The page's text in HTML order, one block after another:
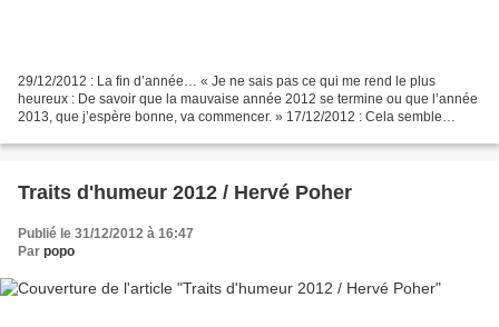
29/12/2012 : La fin d’année… « Je ne sais pas ce qui me rend le plus
heureux : De savoir que la mauvaise année 2012 se termine ou que l’année
2013, que j’espère bonne, va commencer. » 17/12/2012 : Cela semble
Traits d'humeur 2012 / Hervé Poher
Publié le 31/12/2012 à 16:47
Par popo